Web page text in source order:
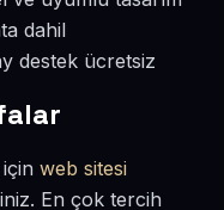
dahil
destek ücretsiz
web sitesi
En çok tercih